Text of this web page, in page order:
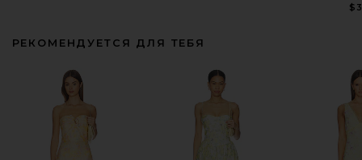
РЕКОМЕНДУЕТСЯ ДЛЯ ТЕБЯ